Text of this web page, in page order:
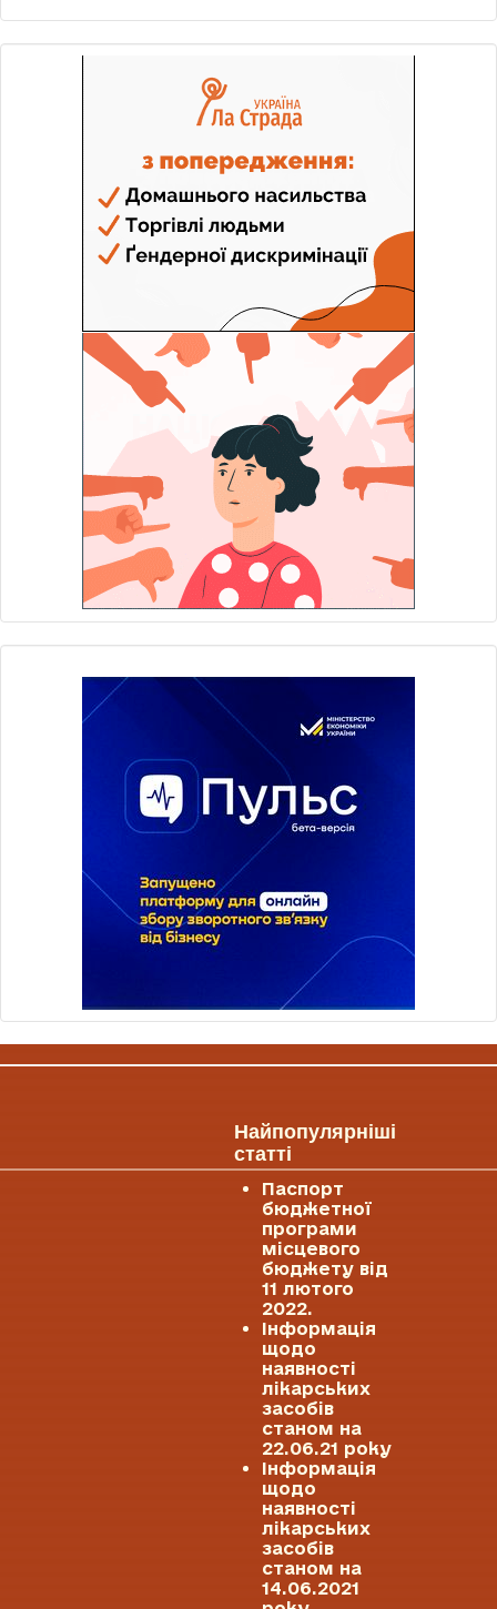
Найпопулярніші
статті
Паспорт
бюджетної
програми
місцевого
бюджету від
11 лютого
2022.
Інформація
щодо
наявності
лікарських
засобів
станом на
22.06.21 року
Інформація
щодо
наявності
лікарських
засобів
станом на
14.06.2021